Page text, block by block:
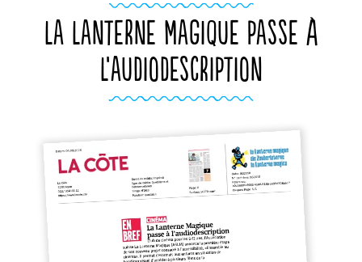
LA LANTERNE MAGIQUE PASSE À
L’AUDIODESCRIPTION